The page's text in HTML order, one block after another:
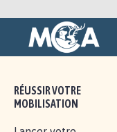
RÉUSSIR VOTRE
MOBILISATION